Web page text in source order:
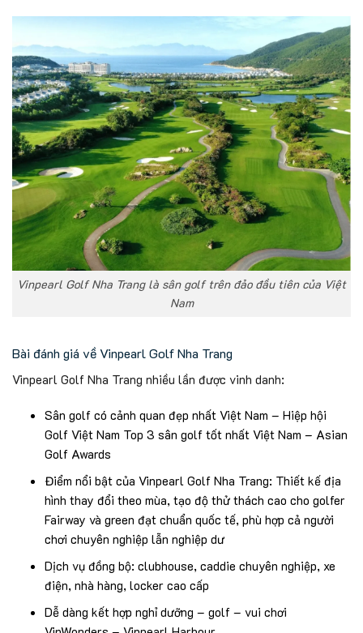
Vinpearl Golf Nha Trang là sân golf trên đảo đầu tiên của Việt
Nam
Bài đánh giá về Vinpearl Golf Nha Trang
Vinpearl Golf Nha Trang nhiều lần được vinh danh:
Sân golf có cảnh quan đẹp nhất Việt Nam – Hiệp hội
Golf Việt Nam Top 3 sân golf tốt nhất Việt Nam – Asian
Golf Awards
Điểm nổi bật của Vinpearl Golf Nha Trang: Thiết kế địa
hình thay đổi theo mùa, tạo độ thử thách cao cho golfer
Fairway và green đạt chuẩn quốc tế, phù hợp cả người
chơi chuyên nghiệp lẫn nghiệp dư
Dịch vụ đồng bộ: clubhouse, caddie chuyên nghiệp, xe
điện, nhà hàng, locker cao cấp
Dễ dàng kết hợp nghỉ dưỡng – golf – vui chơi